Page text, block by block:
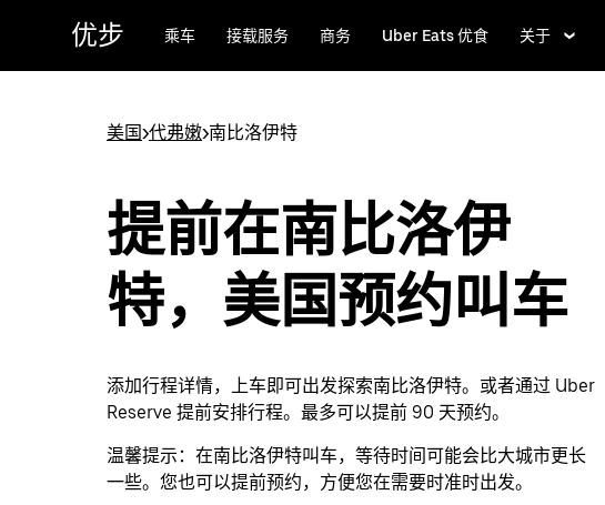
优步 乘车 接载服务 商务 Uber Eats 优食 关于
美国>代弗嫩>南比洛伊特
提前在南比洛伊
特，美国预约叫车
添加行程详情，上车即可出发探索南比洛伊特。或者通过 Uber
Reserve 提前安排行程。最多可以提前 90 天预约。
温馨提示： 在南比洛伊特叫车，等待时间可能会比大城市更长
一些。您也可以提前预约，方便您在需要时准时出发。